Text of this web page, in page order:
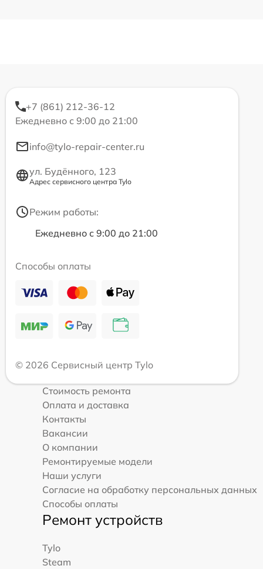
+7 (861) 212-36-12
Ежедневно с 9:00 до 21:00
info@tylo-repair-center.ru
ул. Будённого, 123
Адрес сервисного центра Tylo
Режим работы:
Ежедневно с 9:00 до 21:00
Способы оплаты
© 2026 Сервисный центр Tylo
Стоимость ремонта
Оплата и доставка
Контакты
Вакансии
О компании
Ремонтируемые модели
Наши услуги
Согласие на обработку персональных данных
Способы оплаты
Ремонт устройств
Tylo
Steam